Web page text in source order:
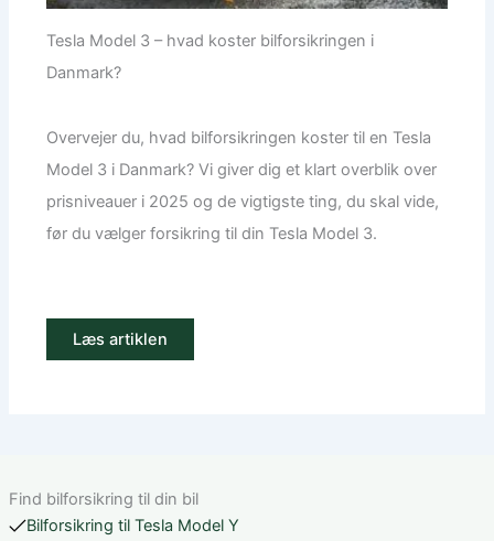
Tesla Model 3 – hvad koster bilforsikringen i
Danmark?
Overvejer du, hvad bilforsikringen koster til en Tesla
Model 3 i Danmark? Vi giver dig et klart overblik over
prisniveauer i 2025 og de vigtigste ting, du skal vide,
før du vælger forsikring til din Tesla Model 3.
Læs artiklen
Find bilforsikring til din bil
Bilforsikring til Tesla Model Y